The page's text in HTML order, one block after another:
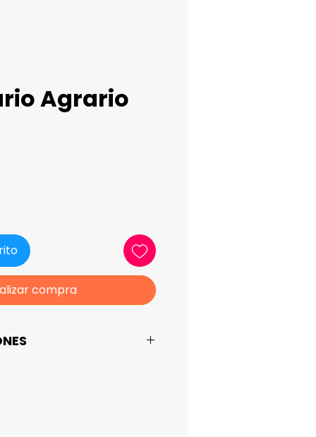
Agrario
compra
Origen: